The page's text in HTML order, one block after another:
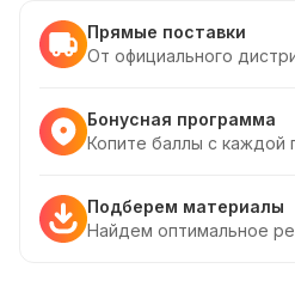
Прямые поставки
От официального
Бонусная программа
Копите баллы с каждой
Подберем материалы
Найдем оптимальное